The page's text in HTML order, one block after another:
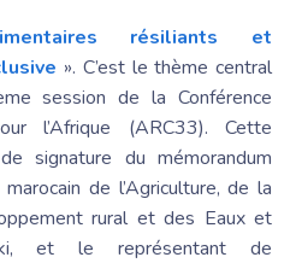
résiliants et
». C’est le thème central
session de la Conférence
l’Afrique (ARC33). Cette
signature du mémorandum
de l’Agriculture, de la
rural et des Eaux et
et le représentant de